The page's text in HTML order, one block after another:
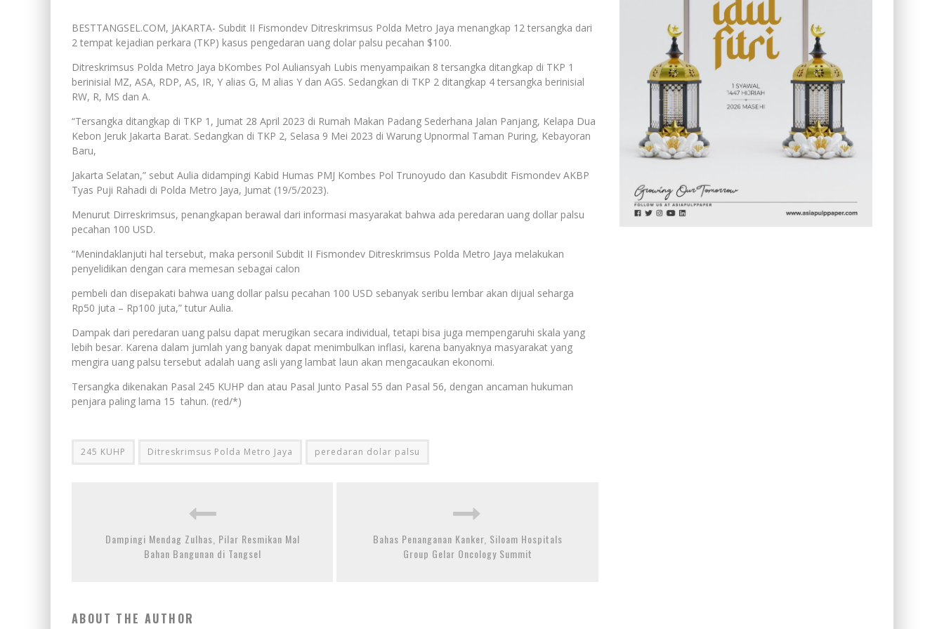
BESTTANGSEL.COM, JAKARTA- Subdit II Fismondev Ditreskrimsus Polda Metro Jaya menangkap 12 tersangka dari
2 tempat kejadian perkara (TKP) kasus pengedaran uang dolar palsu pecahan $100.
Ditreskrimsus Polda Metro Jaya bKombes Pol Auliansyah Lubis menyampaikan 8 tersangka ditangkap di TKP 1
berinisial MZ, ASA, RDP, AS, IR, Y alias G, M alias Y dan AGS. Sedangkan di TKP 2 ditangkap 4 tersangka berinisial
RW, R, MS dan A.
“Tersangka ditangkap di TKP 1, Jumat 28 April 2023 di Rumah Makan Padang Sederhana Jalan Panjang, Kelapa Dua
Kebon Jeruk Jakarta Barat. Sedangkan di TKP 2, Selasa 9 Mei 2023 di Warung Upnormal Taman Puring, Kebayoran
Baru,
Jakarta Selatan,” sebut Aulia didampingi Kabid Humas PMJ Kombes Pol Trunoyudo dan Kasubdit Fismondev AKBP
Tyas Puji Rahadi di Polda Metro Jaya, Jumat (19/5/2023).
Menurut Dirreskrimsus, penangkapan berawal dari informasi masyarakat bahwa ada peredaran uang dollar palsu
pecahan 100 USD.
“Menindaklanjuti hal tersebut, maka personil Subdit II Fismondev Ditreskrimsus Polda Metro Jaya melakukan
penyelidikan dengan cara memesan sebagai calon
pembeli dan disepakati bahwa uang dollar palsu pecahan 100 USD sebanyak seribu lembar akan dijual seharga
Rp50 juta – Rp100 juta,” tutur Aulia.
Dampak dari peredaran uang palsu dapat merugikan secara individual, tetapi bisa juga mempengaruhi skala yang
lebih besar. Karena dalam jumlah yang banyak dapat menimbulkan inflasi, karena banyaknya masyarakat yang
mengira uang palsu tersebut adalah uang asli yang lambat laun akan mengacaukan ekonomi.
Tersangka dikenakan Pasal 245 KUHP dan atau Pasal Junto Pasal 55 dan Pasal 56, dengan ancaman hukuman
penjara paling lama 15 tahun. (red/*)
245 KUHP Ditreskrimsus Polda Metro Jaya peredaran dolar palsu
Dampingi Mendag Zulhas, Pilar Resmikan Mal
Bahan Bangunan di Tangsel
Bahas Penanganan Kanker, Siloam Hospitals
Group Gelar Oncology Summit
ABOUT THE AUTHOR